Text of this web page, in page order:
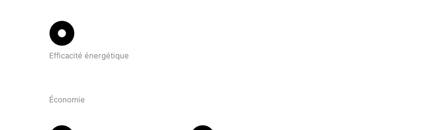
Efficacité énergétique
Économie